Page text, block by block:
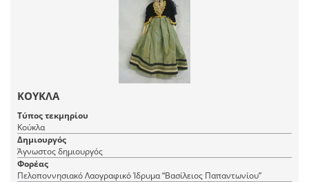
ΚΟΥΚΛΑ
Τύπος τεκμηρίου
Κούκλα
Δημιουργός
Άγνωστος δημιουργός
Φορέας
Πελοποννησιακό Λαογραφικό Ίδρυμα “Βασίλειος Παπαντωνίου”